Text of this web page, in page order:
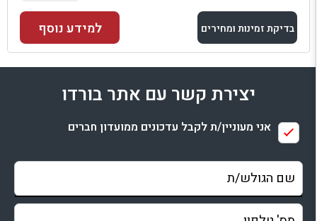
בדיקת זמינות ומחירים
למתחם זה
בדיקת זמינות ומחירים
למידע נוסף
יצירת קשר עם אתר בורדו
אני מעוניין/ת לקבל עדכונים ממועדון חברים